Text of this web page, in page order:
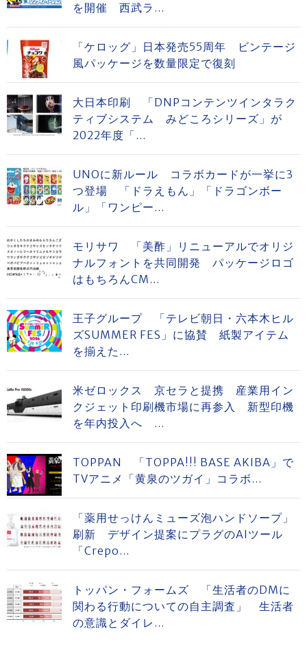
を開催 西武ラ...
「ケロッグ」日本発売55周年 ビンテージ
風パッケージを数量限定で復刻
大日本印刷 「DNPコンテンツインタラク
ティブシステム みどころシリーズ」が
2022年度「...
UNOに新ルール コラボカードが一挙に3
つ登場 「ドラえもん」「ドラゴンボー
ル」「ワンピー...
モリサワ 「美酢」リニューアルでオリジ
ナルフォントを共同開発 パッケージロゴ
はもちろんCM...
王子グループ 「テレビ朝日・六本木ヒル
ズSUMMER FES」に協賛 紙製アイテム
を揃えた...
米ゼロックス 京セラと提携 産業用イン
クジェット印刷機市場に再参入 新型印機
を年内投入へ ...
TOPPAN 「TOPPA!!! BASE AKIBA」で
TVアニメ「黄泉のツガイ」コラボ...
「薬用せっけんミューズ泡ハンドソープ」
刷新 デザイン提案にプラグのAIツール
「Crepo...
トッパン・フォームズ 「生活者のDMに
関わる行動についての自主調査」 生活者
の意識とダイレ...